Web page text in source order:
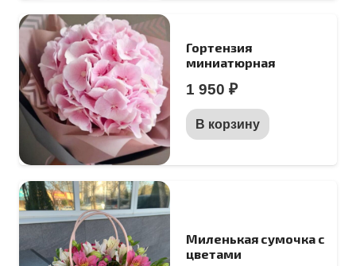
Гортензия
миниатюрная
1 950 ₽
В корзину
Миленькая сумочка с
цветами